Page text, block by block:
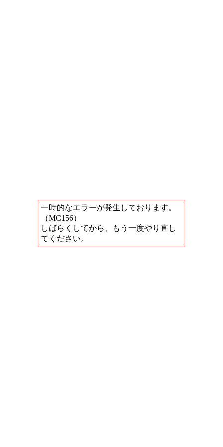
一時的なエラーが発生しております。
（MC156）
しばらくしてから、もう一度やり直し
てください。